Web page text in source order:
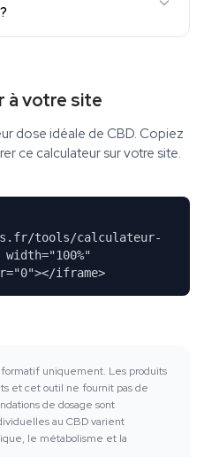
à votre site
dose idéale de CBD. Copiez
ce calculateur sur votre site.
tools/calculateur-
iframe>
uniquement. Les produits
et cet outil ne fournit pas de
de dosage sont
au CBD varient
le métabolisme et la